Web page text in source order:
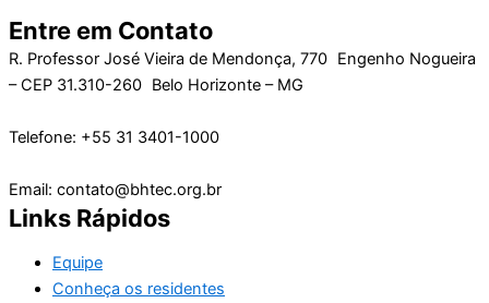
Entre em Contato
R. Professor José Vieira de Mendonça, 770 Engenho Nogueira
– CEP 31.310-260 Belo Horizonte – MG
Telefone: +55 31 3401-1000
Email: contato@bhtec.org.br
Links Rápidos
Equipe
Conheça os residentes